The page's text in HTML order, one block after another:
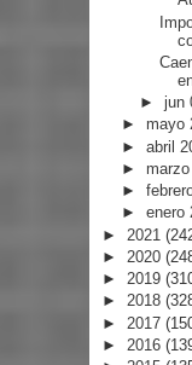
►jun
► mayo
► abril
►
►
► enero
► 2021
► 2020
► 2019
► 2018
► 2017
► 2016